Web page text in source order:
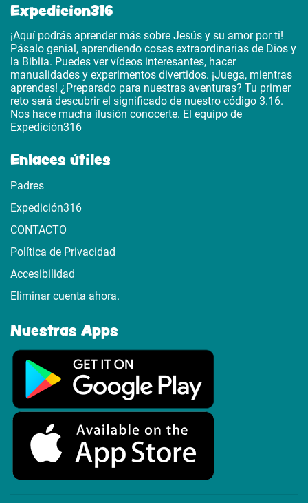
Expedicion316
¡Aquí podrás aprender más sobre Jesús y su amor por ti!
Pásalo genial, aprendiendo cosas extraordinarias de Dios y
la Biblia. Puedes ver vídeos interesantes, hacer
manualidades y experimentos divertidos. ¡Juega, mientras
aprendes! ¿Preparado para nuestras aventuras? Tu primer
reto será descubrir el significado de nuestro código 3.16.
Nos hace mucha ilusión conocerte. El equipo de
Expedición316
Enlaces útiles
Padres
Expedición316
CONTACTO
Política de Privacidad
Accesibilidad
Eliminar cuenta ahora.
Nuestras Apps